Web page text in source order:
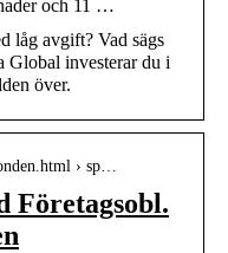
och 11 …
låg avgift? Vad sägs
Global investerar du i
över.
› sp…
Företagsobl.